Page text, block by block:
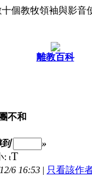
十個教牧領袖與影音
離教百科
不和
到
»
: tT
6 16:53 | 只看該作